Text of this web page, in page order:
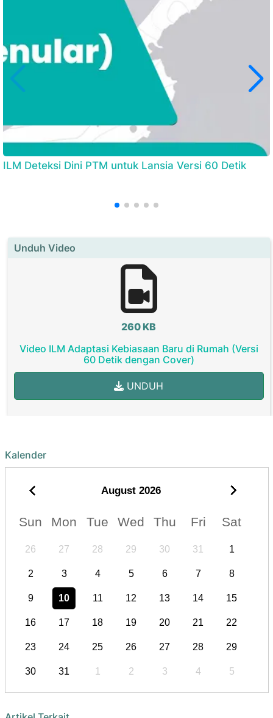
ILM Deteksi Dini PTM untuk Lansia Versi 60 Detik
Unduh Video
260 KB
Video ILM Adaptasi Kebiasaan Baru di Rumah (Versi
60 Detik dengan Cover)
UNDUH
Kalender
August 2026
Sun Mon Tue Wed Thu Fri Sat
26 27 28 29 30 31 1
2 3 4 5 6 7 8
9 10 11 12 13 14 15
16 17 18 19 20 21 22
23 24 25 26 27 28 29
30 31 1 2 3 4 5